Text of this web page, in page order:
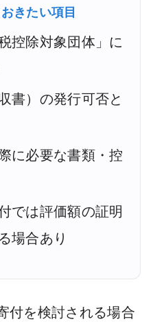
きたい項目
控除対象団体」に
書）の発行可否と
に必要な書類・控
では評価額の証明
場合あり
付を検討される場合